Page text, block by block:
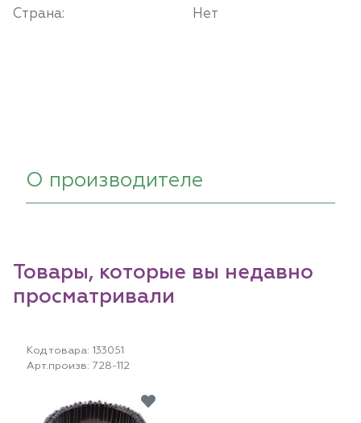
Страна: Нет
О производителе
Товары, которые вы недавно
просматривали
Код товара: 133051
Арт.произв: 728-112